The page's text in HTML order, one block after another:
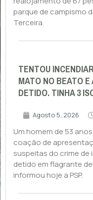
parque de campismo
Terceira.
TENTOU
MATO NO BEATO
DETIDO. TINHA 3
Agosto 5, 2026
Um homem de 53
coação de
suspeitas do crime de
detido em flagrante
informou hoje a PSP.